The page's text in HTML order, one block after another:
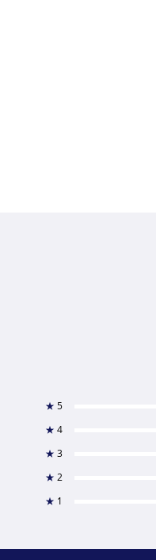
★ 5
★ 4
★ 3
★ 2
★ 1